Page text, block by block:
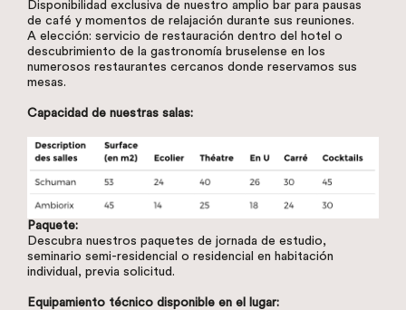
Disponibilidad exclusiva de nuestro amplio bar para pausas
de café y momentos de relajación durante sus reuniones.
A elección: servicio de restauración dentro del hotel o
descubrimiento de la gastronomía bruselense en los
numerosos restaurantes cercanos donde reservamos sus
mesas.
Capacidad de nuestras salas:
Paquete:
Descubra nuestros paquetes de jornada de estudio,
seminario semi-residencial o residencial en habitación
individual, previa solicitud.
Equipamiento técnico disponible en el lugar: